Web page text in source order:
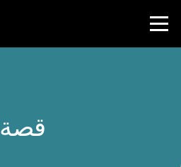
قصة